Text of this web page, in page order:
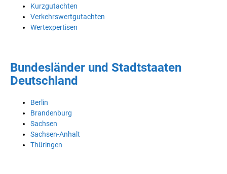
Kurzgutachten
Verkehrswertgutachten
Wertexpertisen
Bundesländer und Stadtstaaten
Deutschland
Berlin
Brandenburg
Sachsen
Sachsen-Anhalt
Thüringen